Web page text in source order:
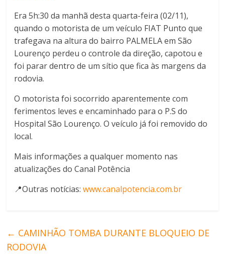
Era 5h:30 da manhã desta quarta-feira (02/11),
quando o motorista de um veículo FIAT Punto que
trafegava na altura do bairro PALMELA em São
Lourenço perdeu o controle da direção, capotou e
foi parar dentro de um sítio que fica às margens da
rodovia.
O motorista foi socorrido aparentemente com
ferimentos leves e encaminhado para o P.S do
Hospital São Lourenço. O veículo já foi removido do
local.
Mais informações a qualquer momento nas
atualizações do Canal Potência
📍Outras notícias:www.canalpotencia.com.br
← CAMINHÃO TOMBA DURANTE BLOQUEIO DE
RODOVIA